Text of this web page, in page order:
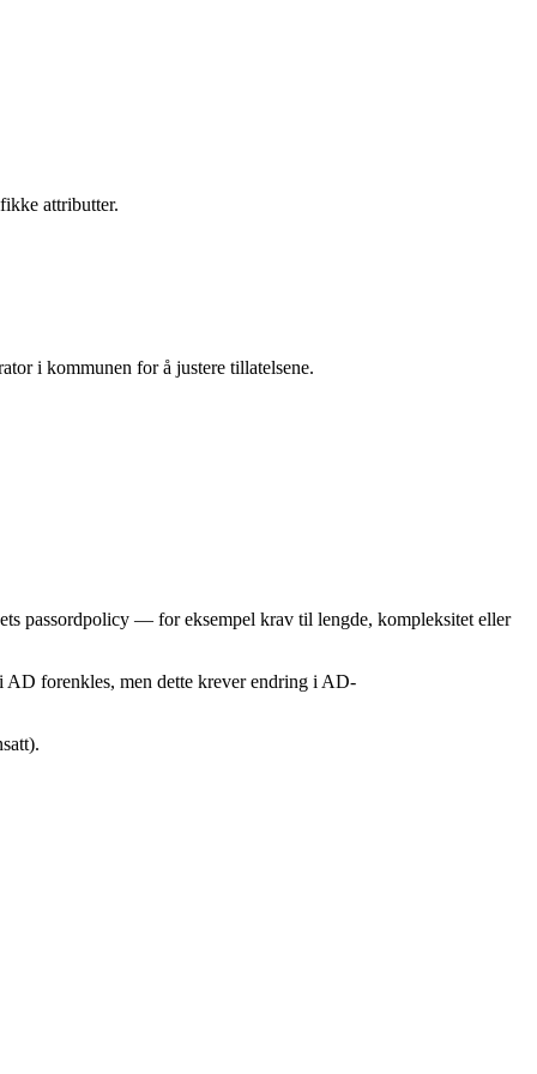
attributter.
i kommunen for å justere tillatelsene.
passordpolicy — for eksempel krav til lengde, kompleksitet eller
AD forenkles, men dette krever endring i AD-